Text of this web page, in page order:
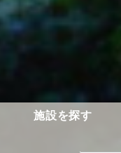
施設を探す